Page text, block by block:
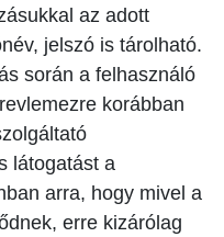
az adott
jelszó is tárolható.
során a felhasználó
korábban
látogatást a
arra, hogy mivel a
erre kizárólag